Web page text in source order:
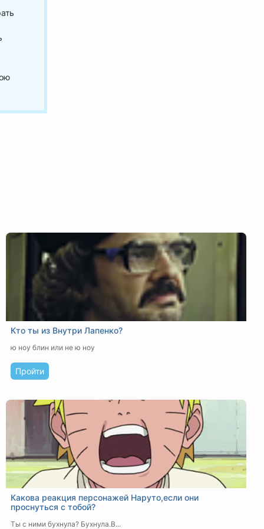
Кто ты из Внутри Лапенко?
ю ноу блин или не ю ноу
Пройти
Какова реакция персонажей Наруто,если они
проснуться с тобой?
Ты с ними бухнула? Бухнула.В...